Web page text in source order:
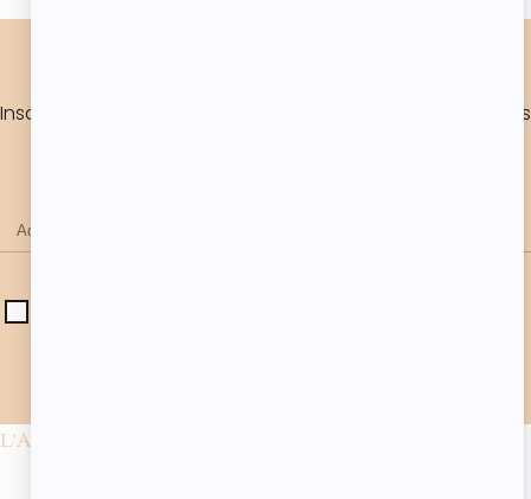
Inscris-toi à ma newsletter pour rester au courant de mes
L'ATELIER DE ROXANE